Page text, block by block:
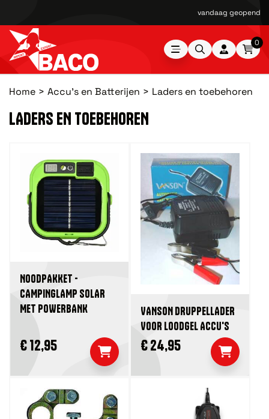
vandaag geopend
0
Home Accu's en Batterijen Laders en toebehoren
LADERS EN TOEBEHOREN
NOODPAKKET -
CAMPINGLAMP SOLAR
MET POWERBANK
€ 12,95
VANSON DRUPPELLADER
VOOR LOODGEL ACCU'S
€ 24,95